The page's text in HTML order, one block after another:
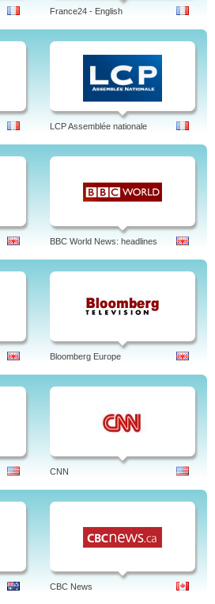
France24 - English
LCP Assemblée nationale
BBC World News: headlines
Bloomberg Europe
CNN
CBC News